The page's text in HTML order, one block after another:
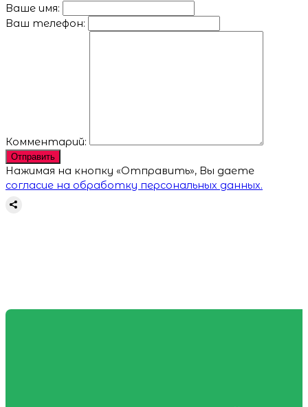
Ваше имя:
Ваш телефон:
Комментарий:
Отправить
Нажимая на кнопку «Отправить», Вы даете
согласие на обработку персональных данных.